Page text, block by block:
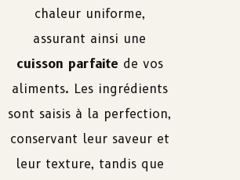
chaleur uniforme,
assurant ainsi une
cuisson parfaite de vos
aliments. Les ingrédients
sont saisis à la perfection,
conservant leur saveur et
leur texture, tandis que